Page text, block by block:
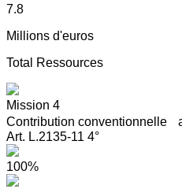
7.8
Millions d'euros
Total Ressources
Mission 4
Contribution conventionnelle
Art. L.2135-11 4°
100%